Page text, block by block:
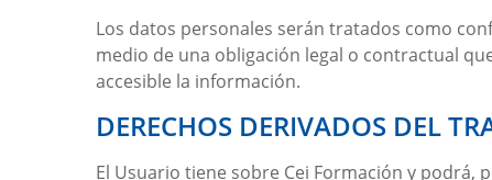
Los datos personales serán tratados como
medio de una obligación legal o contractual
accesible la información.
DERECHOS DERIVADOS DEL
El Usuario tiene sobre Cei Formación y podrá,